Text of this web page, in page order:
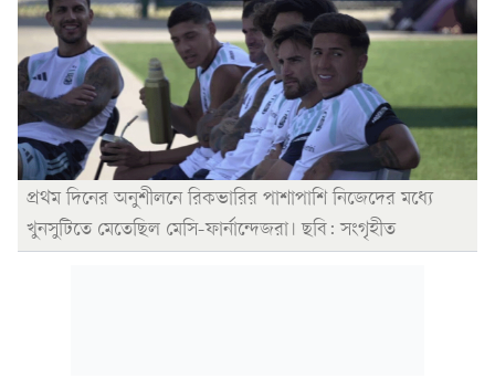
প্রথম দিনের অনুশীলনে রিকভারির পাশাপাশি নিজেদের মধ্যে
খুনসুটিতে মেতেছিল মেসি-ফার্নান্দেজরা। ছবি: সংগৃহীত